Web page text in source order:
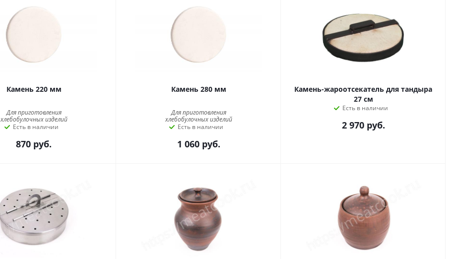
Камень 220 мм
Для приготовления
хлебобулочных изделий
Есть в наличии
870 руб.
Камень 280 мм
Для приготовления
хлебобулочных изделий
Есть в наличии
1 060руб.
Камень-жароотсекатель для тандыра
27 см
Есть в наличии
2 970руб.